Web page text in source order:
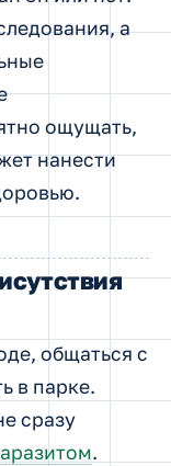
а
ощущать,
нанести
общаться с
в парке.
сразу
.